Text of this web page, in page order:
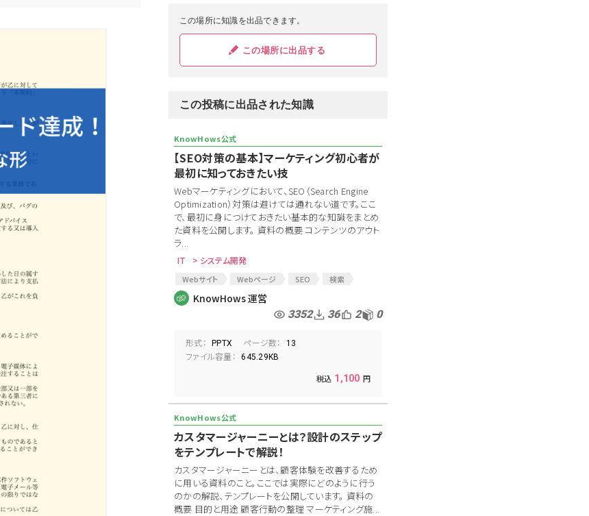
この場所に知識を出品できます。
この場所に出品する
この投稿に出品された知識
【SEO対策の基本】マーケティング初心者が
最初に知っておきたい技
Webマーケティングにおいて、SEO（Search Engine
Optimization）対策は避けては通れない道です。ここ
で、最初に身につけておきたい基本的な知識をまとめ
た資料を公開します。 資料の概要 コンテンツのアウト
ラ...
IT > システム開発
Webサイト Webページ SEO
検索
広告
Web広告
KnowHows 運営
3352 36 2 0
形式： PPTX ページ数： 13
ファイル容量： 645.29KB
1,100
カスタマージャーニーとは？設計のステップ
をテンプレートで解説！
カスタマージャーニーとは、顧客体験を改善するため
に用いる資料のこと。ここでは実際にどのように行う
のかの解説、テンプレートを公開しています。 資料の
概要 目的と用途 顧客行動の整理 マーケティング施...